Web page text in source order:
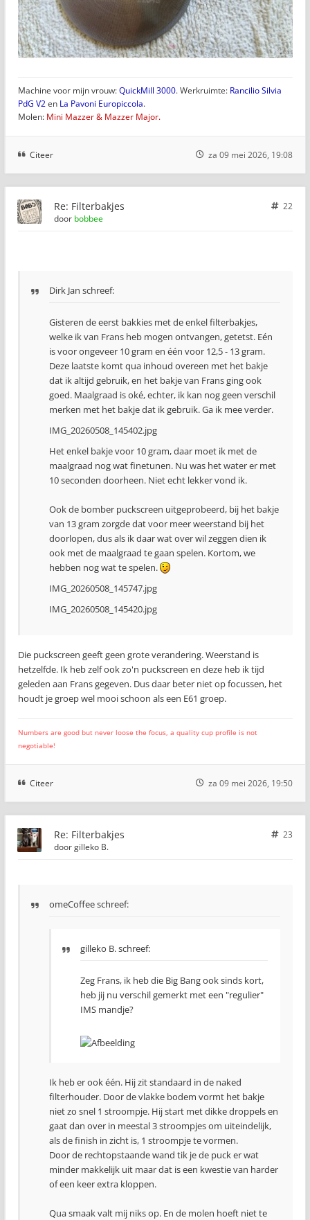
Machine voor mijn vrouw:QuickMill 3000. Werkruimte: Rancilio Silvia
PdG V2en La Pavoni Europiccola.
Molen: Mini Mazzer & Mazzer Major.
Citeer za 09 mei 2026, 19:08
Re: Filterbakjes
22
door bobbee
Dirk Jan schreef:
Gisteren de eerst bakkies met de enkel filterbakjes,
welke ik van Frans heb mogen ontvangen, getetst. Eén
is voor ongeveer 10 gram en één voor 12,5 - 13 gram.
Deze laatste komt qua inhoud overeen met het bakje
dat ik altijd gebruik, en het bakje van Frans ging ook
goed. Maalgraad is oké, echter, ik kan nog geen verschil
merken met het bakje dat ik gebruik. Ga ik mee verder.
IMG_20260508_145402.jpg
Het enkel bakje voor 10 gram, daar moet ik met de
maalgraad nog wat finetunen. Nu was het water er met
10 seconden doorheen. Niet echt lekker vond ik.
Ook de bomber puckscreen uitgeprobeerd, bij het bakje
van 13 gram zorgde dat voor meer weerstand bij het
doorlopen, dus als ik daar wat over wil zeggen dien ik
ook met de maalgraad te gaan spelen. Kortom, we
hebben nog wat te spelen.
IMG_20260508_145747.jpg
IMG_20260508_145420.jpg
Die puckscreen geeft geen grote verandering. Weerstand is
hetzelfde. Ik heb zelf ook zo'n puckscreen en deze heb ik tijd
geleden aan Frans gegeven. Dus daar beter niet op focussen, het
houdt je groep wel mooi schoon als een E61 groep.
Numbers are good but never loose the focus, a quality cup profile is not
negotiable!
Citeer za 09 mei 2026, 19:50
Re: Filterbakjes
23
doorgilleko B.
omeCoffee schreef:
gilleko B. schreef:
Zeg Frans, ik heb die Big Bang ook sinds kort,
heb jij nu verschil gemerkt met een "regulier"
IMS mandje?
Ik heb er ook één. Hij zit standaard in de naked
filterhouder. Door de vlakke bodem vormt het bakje
niet zo snel 1 stroompje. Hij start met dikke droppels en
gaat dan over in meestal 3 stroompjes om uiteindelijk,
als de finish in zicht is, 1 stroompje te vormen.
Door de rechtopstaande wand tik je de puck er wat
minder makkelijk uit maar dat is een kwestie van harder
of een keer extra kloppen.
Qua smaak valt mij niks op. En de molen hoeft niet te